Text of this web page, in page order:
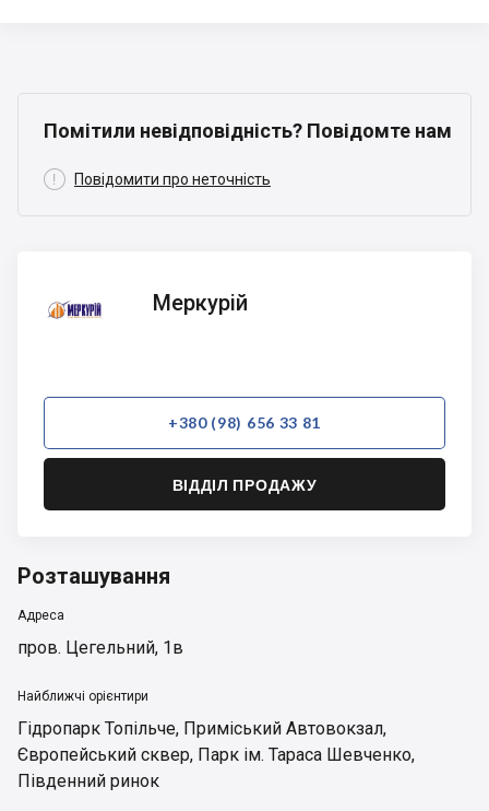
Помітили невідповідність? Повідомте нам
 Повідомити про неточність
Меркурій
+380 (98) 656 33 81
ВІДДІЛ ПРОДАЖУ
Розташування
Адреса
пров. Цегельний, 1в
Найближчі орієнтири
Гідропарк Топільче, Приміський Автовокзал,
Європейський сквер, Парк ім. Тараса Шевченко,
Південний ринок